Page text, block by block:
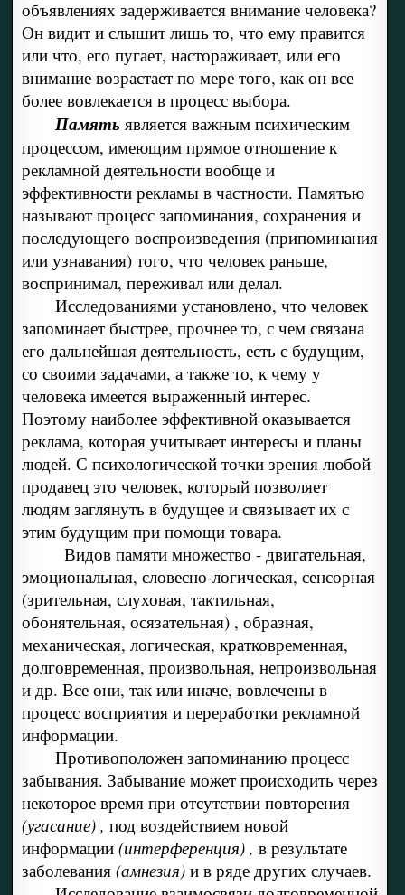
объявлениях задерживается внимание человека?
Он видит и слышит лишь то, что ему правится
или что, его пугает, настораживает, или его
внимание возрастает по мере того, как он все
более вовлекается в процесс выбора.
Память является важным психическим
процессом, имеющим прямое отношение к
рекламной деятельности вообще и
эффективности рекламы в частности. Памятью
называют процесс запоминания, сохранения и
последующего воспроизведения (припоминания
или узнавания) того, что человек раньше,
воспринимал, переживал или делал.
Исследованиями установлено, что человек
запоминает быстрее, прочнее то, с чем связана
его дальнейшая деятельность, есть с будущим,
со своими задачами, а также то, к чему у
человека имеется выраженный интерес.
Поэтому наиболее эффективной оказывается
реклама, которая учитывает интересы и планы
людей. С психологической точки зрения любой
продавец это человек, который позволяет
людям заглянуть в будущее и связывает их с
этим будущим при помощи товара.
Видов памяти множество - двигательная,
эмоциональная, словесно-логическая, сенсорная
(зрительная, слуховая, тактильная,
обонятельная, осязательная) , образная,
механическая, логическая, кратковременная,
долговременная, произвольная, непроизвольная
и др. Все они, так или иначе, вовлечены в
процесс восприятия и переработки рекламной
информации.
Противоположен запоминанию процесс
забывания. Забывание может происходить через
некоторое время при отсутствии повторения
(угасание) , под воздействием новой
информации (интерференция) , в результате
заболевания (амнезия) и в ряде других случаев.